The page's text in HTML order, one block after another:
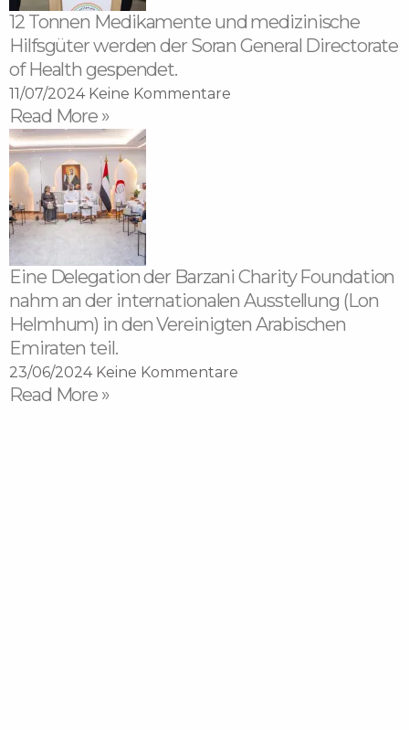
12 Tonnen Medikamente und medizinische
Hilfsgüter werden der Soran General Directorate
of Health gespendet.
11/07/2024 Keine Kommentare
Read More »
Eine Delegation der Barzani Charity Foundation
nahm an der internationalen Ausstellung (Lon
Helmhum) in den Vereinigten Arabischen
Emiraten teil.
23/06/2024 Keine Kommentare
Read More »